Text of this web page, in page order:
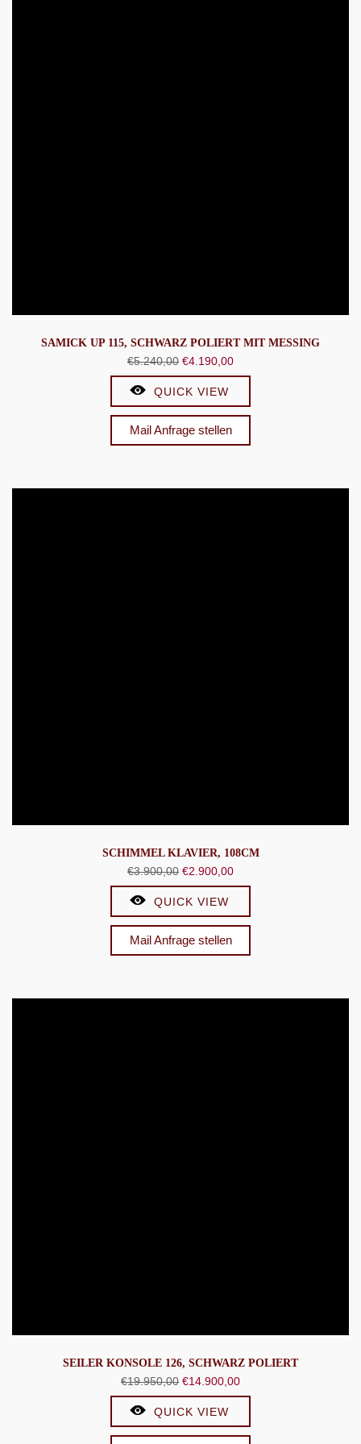
SAMICK UP 115, SCHWARZ POLIERT MIT MESSING
€5.240,00 Ursprünglicher
Preis
war:
€5.240,00
€4.190,00Aktueller
Preis
€4.190,00.
QUICK VIEW
Mail Anfrage stellen
SCHIMMEL KLAVIER, 108CM
€3.900,00 Ursprünglicher
Preis
war:
€3.900,00
€2.900,00Aktueller
Preis
€2.900,00.
QUICK VIEW
Mail Anfrage stellen
SEILER KONSOLE 126, SCHWARZ POLIERT
€19.950,00 Ursprünglicher
Preis
war:
€19.950,00
€14.900,00Aktueller
Preis
€14.900,00.
QUICK VIEW